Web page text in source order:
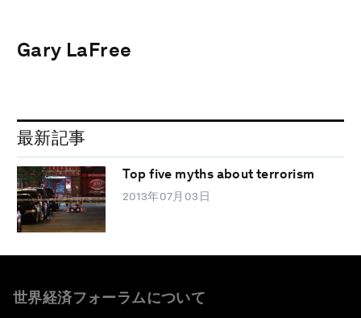
Gary LaFree
最新記事
Top five myths about terrorism
2013年07月03日
世界経済フォーラムについて